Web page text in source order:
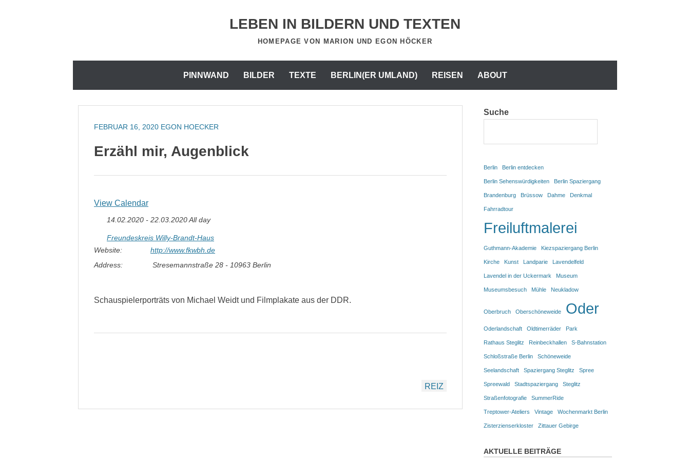
LEBEN IN BILDERN UND TEXTEN
HOMEPAGE VON MARION UND EGON HÖCKER
PINNWAND BILDER TEXTE BERLIN(ER UMLAND) REISEN ABOUT
FEBRUAR 16, 2020 EGON HOECKER
Erzähl mir, Augenblick
View Calendar
14.02.2020 - 22.03.2020 All day
Freundeskreis Willy-Brandt-Haus
Website:
http://www.fkwbh.de
Address:
Stresemannstraße 28 - 10963 Berlin
Schauspielerporträts von Michael Weidt und Filmplakate aus der DDR.
REIZ
Suche
Berlin Berlin entdecken
Berlin Sehenswürdigkeiten Berlin Spaziergang
Brandenburg Brüssow Dahme Denkmal
Fahrradtour
Freiluftmalerei
Guthmann-Akademie Kiezspaziergang Berlin
Kirche Kunst Landparie Lavendelfeld
Lavendel in der Uckermark Museum
Museumsbesuch Mühle Neukladow
Oberbruch Oberschöneweide Oder
Oderlandschaft Oldtimerräder Park
Rathaus Steglitz Reinbeckhallen S-Bahnstation
Schloßstraße Berlin Schöneweide
Seelandschaft Spaziergang Steglitz Spree
Spreewald Stadtspaziergang Steglitz
Straßenfotografie SummerRide
Treptower-Ateliers Vintage Wochenmarkt Berlin
Zisterzienserkloster Zittauer Gebirge
AKTUELLE BEITRÄGE